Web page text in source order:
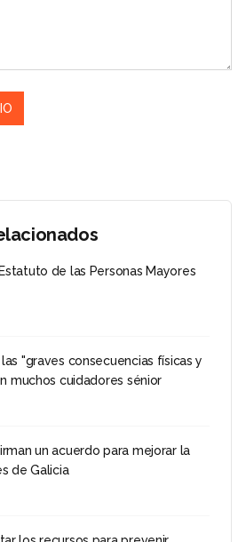
de las Personas Mayores
"graves consecuencias físicas y
muchos cuidadores sénior
un acuerdo para mejorar la
de Galicia